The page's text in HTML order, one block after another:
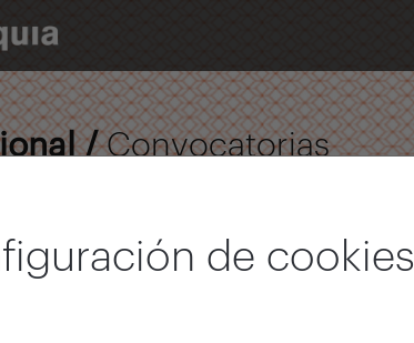
de cookies
/Convocatorias
tesis